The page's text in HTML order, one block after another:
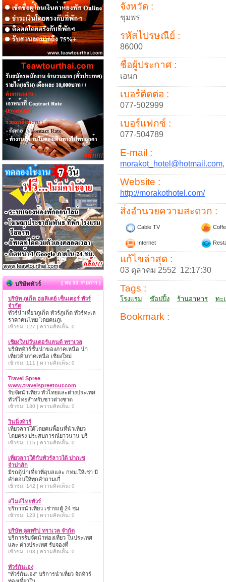
จังหวัด :
ชุมพร
รหัสไปรษณีย์ :
86000
ชื่อผู้ประกาศ :
เอนก
เบอร์ติดต่อ :
077-502999
เบอร์แฟกซ์ :
077-504789
E-mail :
morakot_hotel@hotmail.com,
Website :
http://morakothotel.com/
สิ่งอำนวยความสะดวก :
Cable TV
Internet
แก้ไขล่าสุด :
03 ตุลาคม 2552 12:17:30
Tags :
โรงแรม ช๊อปปิ้ง ร้านอาหาร ทะ
Bookmark :
บริษัททัวร์ { พบ 33 รายการ }
บริษัท ภูเก็ต ฮอลิเดย์ เซ็นเตอร์ ทัวร์
จำกัด
ทัวร์นำเที่ยวภูเก็ต ทัวร์ภูเก็ต ทัวร์ทะเล
ราคาคนไทย โดยคนภูเ
เข้าชม: 127 | ความคิดเห็น: 0
เชียงใหม่วันเดอร์แลนด์ ทราเวล
บริษัททัวร์ชั้นนำของภาคเหนือ นำ
เที่ยวทั่วภาคเหนือ เชียงใหม่
เข้าชม: 111 | ความคิดเห็น: 0
Travel Spree
www.travelspreetour.com
รับจัดนำเที่ยว ทั่วไทยและต่างประเทศ
ทัวร์ไทยสำหรับชาวต่างชาต
เข้าชม: 130 | ความคิดเห็น: 0
วินนิ่งทัวร์
เที่ยวลาวใต้โดยคนพื้อนที่นำเที่ยว
โดยตรง ประสบการณ์ยาวนาน บริ
เข้าชม: 115 | ความคิดเห็น: 0
เที่ยวลาวใต้กับทัวร์ลาวใต้ ปากเซ
จำปาสัก
มีรถตู้นำเที่ยวที่อุบลและ กทม.ให้เช่า มี
คำตอบให้ทุกคำถามเกี่
เข้าชม: 142 | ความคิดเห็น: 0
สไมล์ไทยทัวร์
บริการนำเที่ยว เช่ารถตู้ 24 ชม.
เข้าชม: 123 | ความคิดเห็น: 0
บริษัท คูลทริป ทราเวล จำกัด
บริการรับจัดนำท่องเที่ยว ในประเทศ
และ ต่างประเทศ รับจองที่
เข้าชม: 103 | ความคิดเห็น: 0
ทัวร์กันเอง
"ทัวร์กันเอง" บริการนำเที่ยว จัดทัวร์